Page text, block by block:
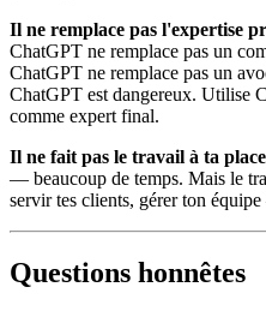
Il ne remplace pas l'expertise
ChatGPT ne remplace pas un
ChatGPT ne remplace pas un
ChatGPT est dangereux. Utilise
comme expert final.
Il ne fait pas le travail à ta
— beaucoup de temps. Mais le
servir tes clients, gérer ton
Questions honnêtes